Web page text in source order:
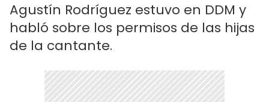
Agustín Rodríguez estuvo en DDM y
habló sobre los permisos de las hijas
de la cantante.